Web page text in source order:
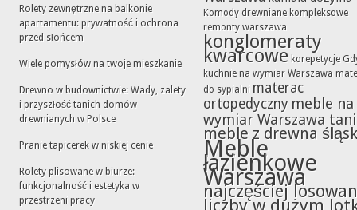
Rolety zewnętrzne na balkonie
apartamentu: prywatność i ochrona
przed słońcem
Wiele pomysłów na twoje mieszkanie
Drewno w budownictwie: Wady, zalety
i przyszłość tanich domów
drewnianych w Polsce
Pranie tapicerek w niskiej cenie
Rolety plisowane w biurze:
funkcjonalność i estetyka w
przestrzeni pracy
Komody drewniane kompleksowe
remonty warszawa
konglomeraty
kwarcowe korepetycje
kuchnie na wymiar Warszawa
do sypialni materac
ortopedyczny meble na
wymiar Warszawa
meble z drewna
Meble
łazienkowe
Warszawa
najczęściej
liczby w dużym